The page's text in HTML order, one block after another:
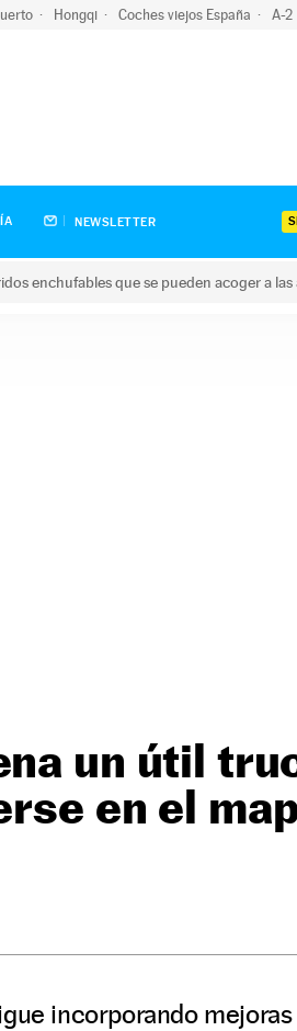
Hongqi Coches viejos España A-2
NEWSLETTER
enchufables que se pueden acoger a
un útil
en el
incorporando